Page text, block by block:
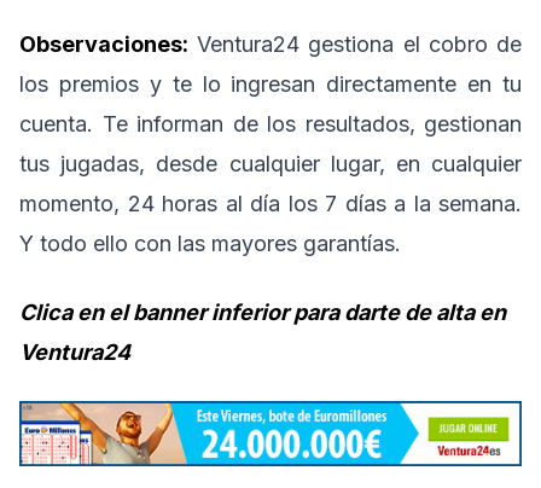
Observaciones: Ventura24 gestiona el cobro de
los premios y te lo ingresan directamente en tu
cuenta. Te informan de los resultados, gestionan
tus jugadas, desde cualquier lugar, en cualquier
momento, 24 horas al día los 7 días a la semana.
Y todo ello con las mayores garantías.
Clica en el banner inferior para darte de alta en
Ventura24